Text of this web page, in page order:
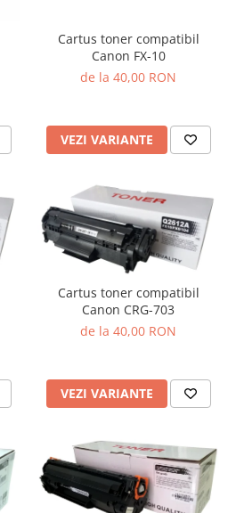
Cartus toner compatibil
Canon FX-10
de la 40,00 RON
VEZI VARIANTE
Cartus toner compatibil
Canon CRG-703
de la 40,00 RON
VEZI VARIANTE